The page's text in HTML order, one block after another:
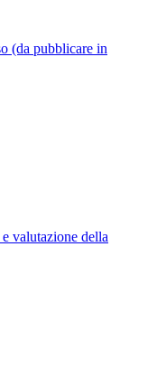
(da pubblicare in
valutazione della